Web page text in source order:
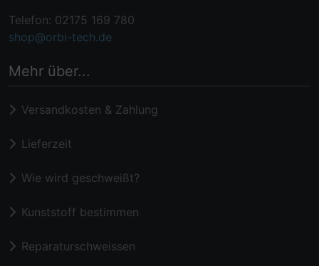
Telefon: 02175 169 780
shop@orbi-tech.de
Mehr über...
Versandkosten & Zahlung
Lieferzeit
Wie wird geschweißt?
Kunststoff bestimmen
Reparaturschweissen